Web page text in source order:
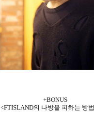
+BONUS
<FTISLAND의 나방을 피하는 방법